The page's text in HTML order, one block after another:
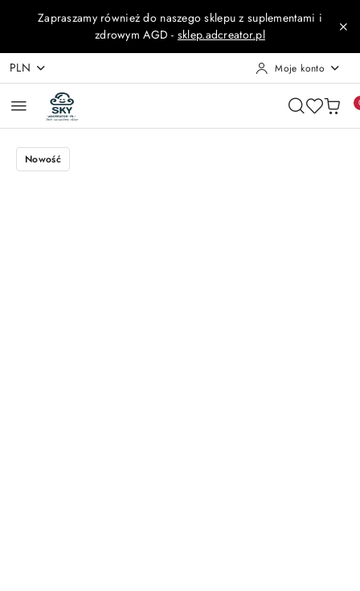
Przejdź do treści głównej
Przejdź do wyszukiwarki
Przejdź do moje konto
Przejdź do menu głównego
Przejdź do opisu produktu
Przejdź do stopki
Zapraszamy również do naszego sklepu z suplementami i
zdrowym AGD - sklep.adcreator.pl
PLN Moje konto
Nowość